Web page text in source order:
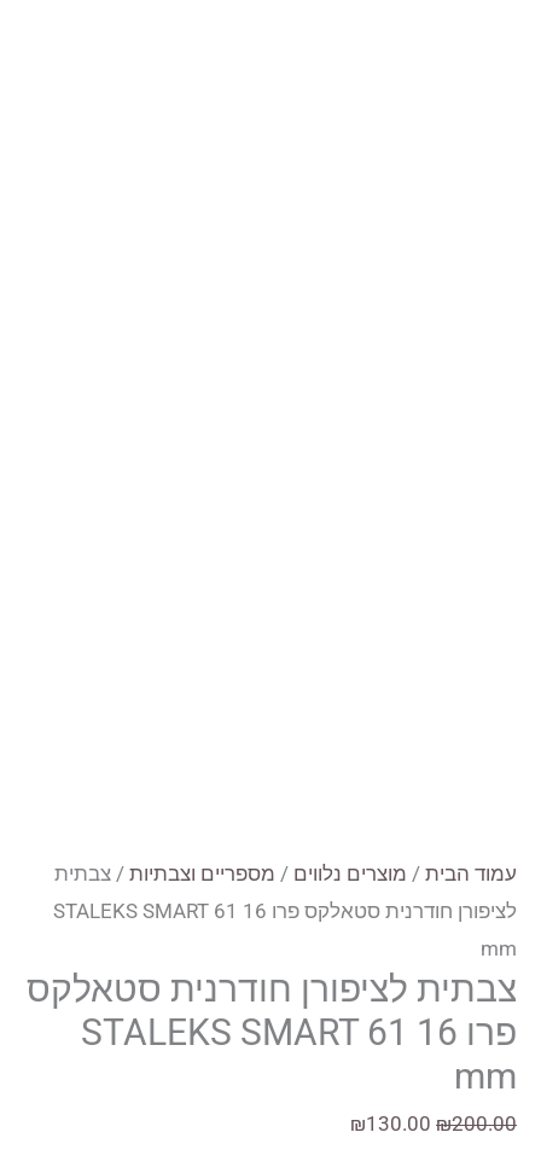
עמוד הבית / מוצרים נלווים / מספריים וצבתיות / צבתית
לציפורן חודרנית סטאלקס פרו STALEKS SMART 61 16
mm
צבתית לציפורן חודרנית סטאלקס
פרו STALEKS SMART 61 16
mm
₪200.00
המחיר ₪130.00